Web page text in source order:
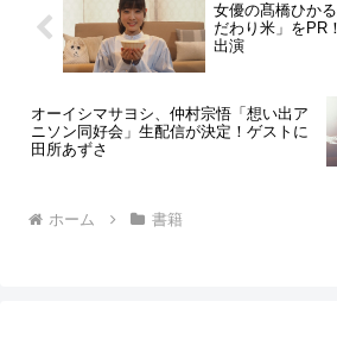
女優の髙橋ひか
だわり米」をPR
出演
オーイシマサヨシ、仲村宗悟「想い出ア
ニソン同好会」生配信が決定！ゲストに
田所あずさ
ホーム 書籍